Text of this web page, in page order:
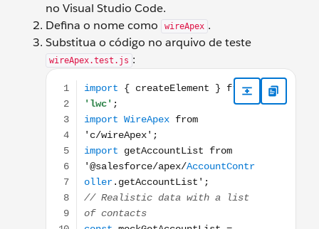
no Visual Studio Code.
Defina o nome como
wireApex .
Substitua o código no arquivo de teste
wireApex.test.js :
import { createElement } from 'lwc'; import